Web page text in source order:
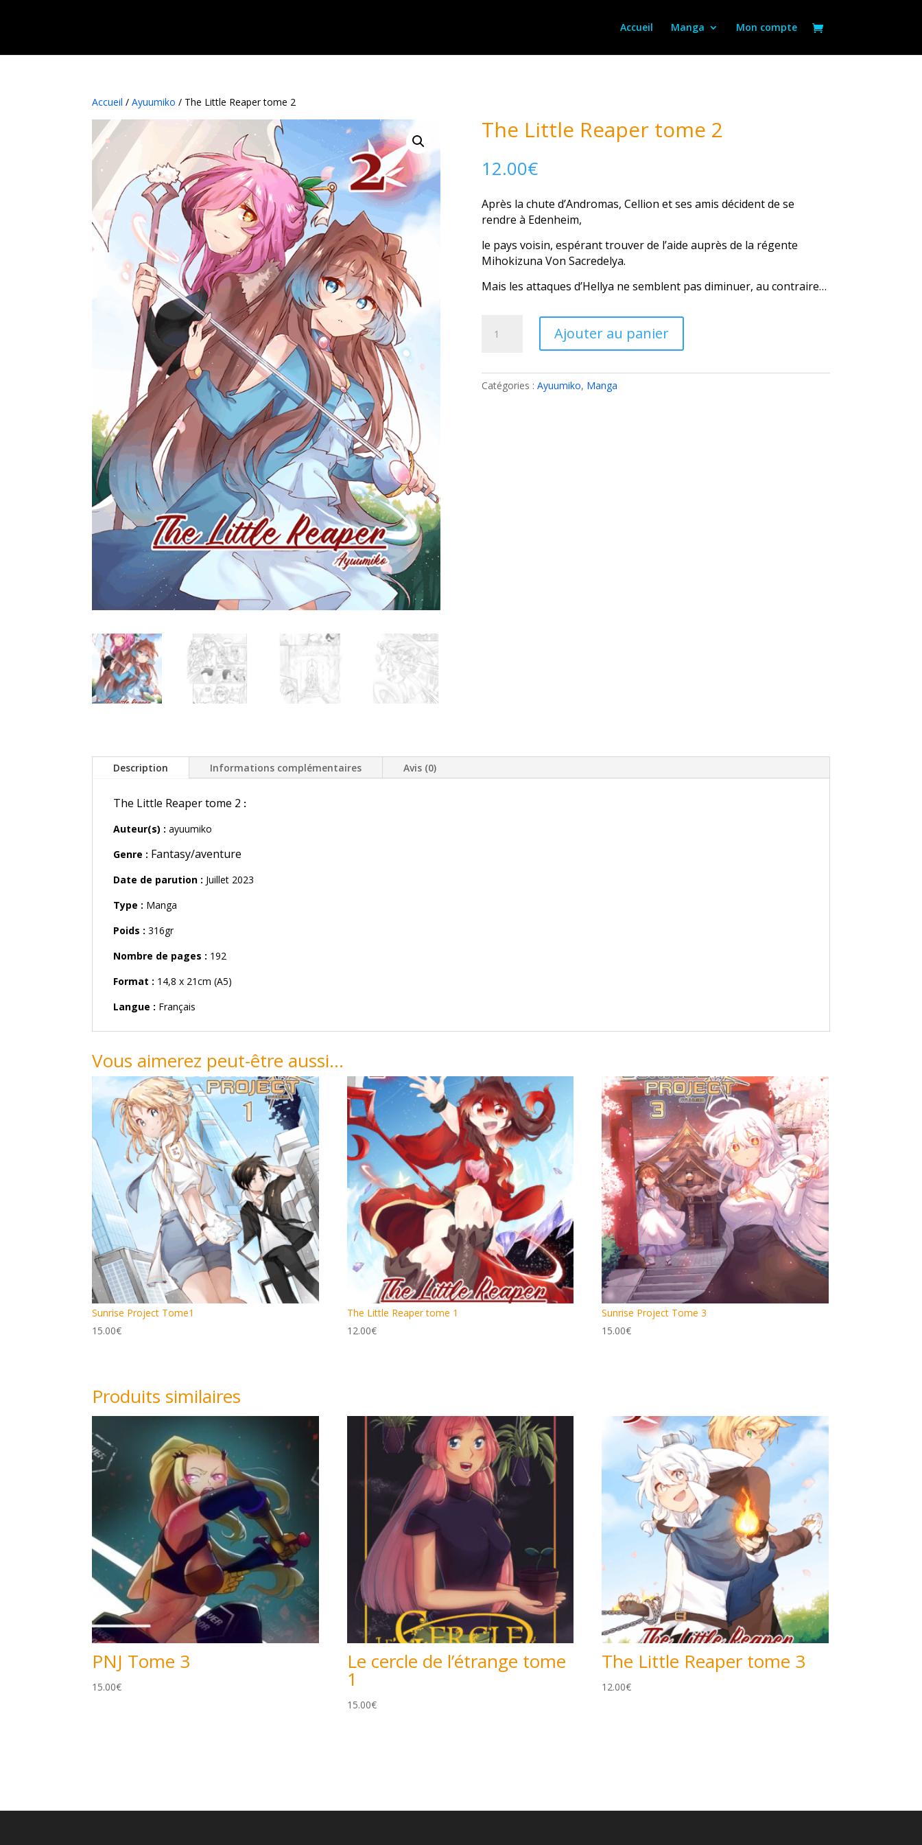
Accueil Manga Mon compte
Accueil /Ayuumiko / The Little Reaper tome 2
The Little Reaper tome 2
12.00€
Après la chute d’Andromas, Cellion et ses amis décident de se
rendre à Edenheim,
le pays voisin, espérant trouver de l’aide auprès de la régente
Mihokizuna Von Sacredelya.
Mais les attaques d’Hellya ne semblent pas diminuer, au contraire…
Reaper
Ajouter au panier
Catégories : Ayuumiko, Manga
Description Informations complémentaires Avis (0)
The Little Reaper tome 2 :
Auteur(s) : ayuumiko
Genre : Fantasy/aventure
Date de parution : Juillet 2023
Type : Manga
Poids : 316gr
Nombre de pages : 192
Format : 14,8 x 21cm (A5)
Langue : Français
Vous aimerez peut-être aussi…
Sunrise Project Tome1
15.00€
The Little Reaper tome 1
12.00€
Sunrise Project Tome 3
15.00€
Produits similaires
PNJ Tome 3
15.00€
Le cercle de l’étrange tome
1
15.00€
The Little Reaper tome 3
12.00€